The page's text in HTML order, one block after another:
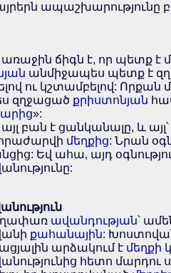
ապաշխարությունը
առաջին ճիգն է, որ պետք է
անմիջապես պետք է
ու կշտամբելով: Որքան
զղջացած քրիստոնյան
»:
բան է ցանկանալը, և
մեղքից: Նրան
Եվ ահա, այդ
ավանդության՝
քահանային:
արձակում է մեղքի
հետո մարդու